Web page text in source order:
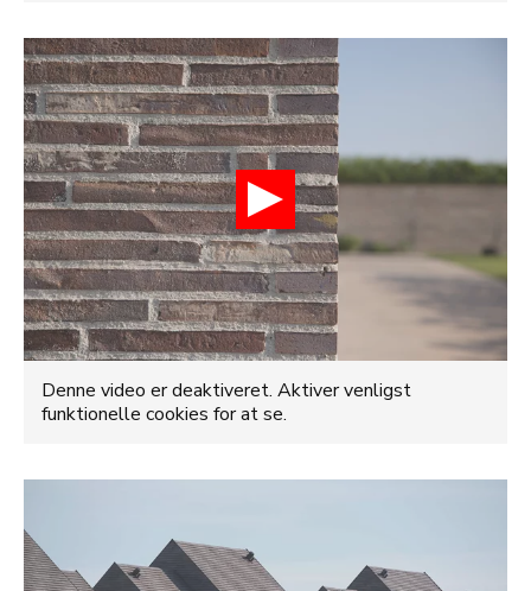
Denne video er deaktiveret. Aktiver venligst
funktionelle cookies for at se.